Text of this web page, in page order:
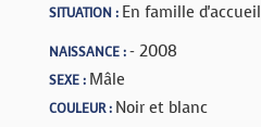
SITUATION : En famille d'accueil
NAISSANCE :- 2008
SEXE : Mâle
COULEUR : Noir et blanc